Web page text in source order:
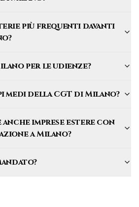
più frequenti davanti
per le udienze?
medi della CGT di Milano?
imprese estere con
a Milano?